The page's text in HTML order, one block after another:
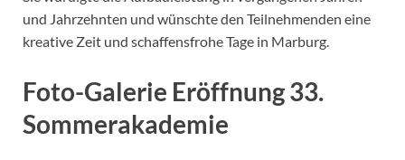
und Jahrzehnten und wünschte den Teilnehmenden eine
kreative Zeit und schaffensfrohe Tage in Marburg.
Foto-Galerie Eröffnung 33.
Sommerakademie